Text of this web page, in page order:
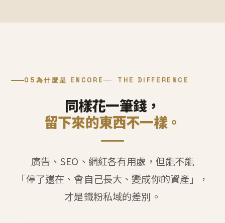
05 為什麼是 ENCORE THE DIFFERENCE
同樣花一筆錢，
留下來的東西不一樣。
廣告、SEO、網紅各有用處，但能不能
「停了還在、會自己長大、變成你的資產」，
才是鐵粉私域的差別。